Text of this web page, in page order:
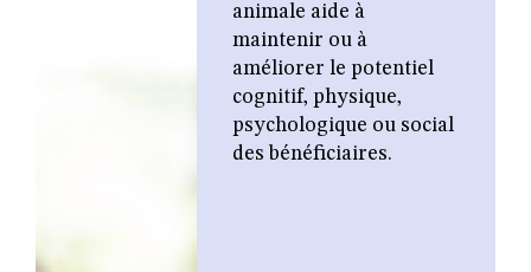
animale aide à
maintenir ou à
améliorer le potentiel
cognitif, physique,
psychologique ou social
des bénéficiaires.